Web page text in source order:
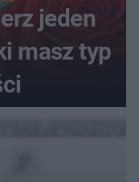
jeden
masz typ